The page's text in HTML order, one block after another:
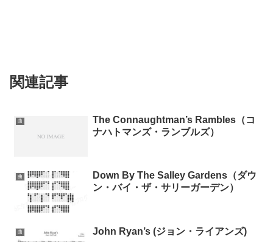
関連記事
曲
The Connaughtman’s Rambles（コ
ナハトマンズ・ランブルズ）
曲
Down By The Salley Gardens（ダウ
ン・バイ・ザ・サリーガーデン）
曲 John Ryan’s (ジョン・ライアンズ)